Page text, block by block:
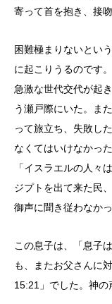
寄って首を抱き、接
困難極まりないとい
に起こりうるのです
急激な世代交代が起
う瀬戸際にいた。ま
って旅立ち、失敗し
なくてはいけなかっ
「イスラエルの人々
ジプトを出て来た民
御声に聞き従わなか
この息子は、「息子
も、またお父さんに
15:21」でした。神の